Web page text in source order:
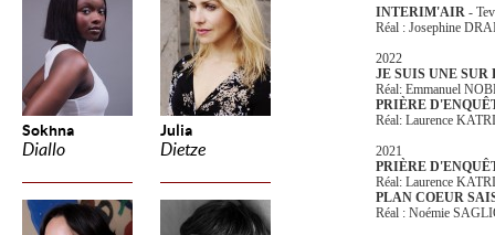
Sokhna
Diallo
Julia
Dietze
INTERIM'AIR -
Réal : Josephine
2022
JE SUIS UNE SUR
Réal: Emmanuel
PRIÈRE
Réal: Laurence
2021
PRIÈRE
Réal: Laurence
PLAN COEUR
Réal : Noémie